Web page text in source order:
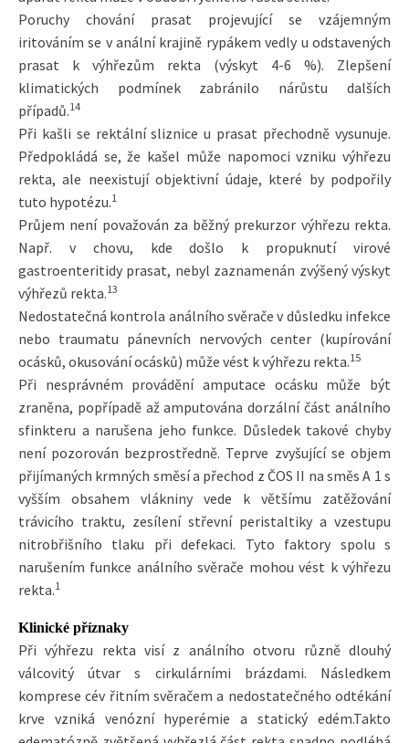
Poruchy chování prasat projevující se vzájemným
iritováním se v anální krajině rypákem vedly u odstavených
prasat k výhřezům rekta (výskyt 4-6 %). Zlepšení
klimatických podmínek zabránilo nárůstu dalších
případů.14
Při kašli se rektální sliznice u prasat přechodně vysunuje.
Předpokládá se, že kašel může napomoci vzniku výhřezu
rekta, ale neexistují objektivní údaje, které by podpořily
tuto hypotézu.1
Průjem není považován za běžný prekurzor výhřezu rekta.
Např. v chovu, kde došlo k propuknutí virové
gastroenteritidy prasat, nebyl zaznamenán zvýšený výskyt
výhřezů rekta.13
Nedostatečná kontrola análního svěrače v důsledku infekce
nebo traumatu pánevních nervových center (kupírování
ocásků, okusování ocásků) může vést k výhřezu rekta.15
Při nesprávném provádění amputace ocásku může být
zraněna, popřípadě až amputována dorzální část análního
sfinkteru a narušena jeho funkce. Důsledek takové chyby
není pozorován bezprostředně. Teprve zvyšující se objem
přijímaných krmných směsí a přechod z ČOS II na směs A 1 s
vyšším obsahem vlákniny vede k většímu zatěžování
trávicího traktu, zesílení střevní peristaltiky a vzestupu
nitrobřišního tlaku při defekaci. Tyto faktory spolu s
narušením funkce análního svěrače mohou vést k výhřezu
rekta.1
Klinické příznaky
Při výhřezu rekta visí z análního otvoru různě dlouhý
válcovitý útvar s cirkulárními brázdami. Následkem
komprese cév řitním svěračem a nedostatečného odtékání
krve vzniká venózní hyperémie a statický edém.Takto